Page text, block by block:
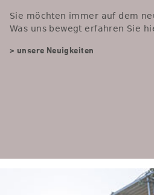
Sie möchten immer auf dem
Was uns bewegt erfahren Sie
> unsere Neuigkeiten